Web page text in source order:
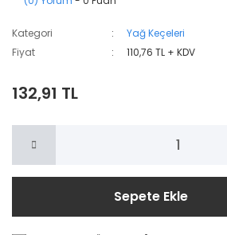
Kategori
Yağ Keçeleri
Fiyat
110,76 TL + KDV
132,91 TL
Sepete Ekle